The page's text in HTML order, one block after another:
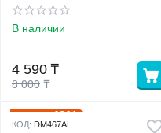
В наличии
8 000 ₸
4 590 ₸
43%
КОД: DM467AL